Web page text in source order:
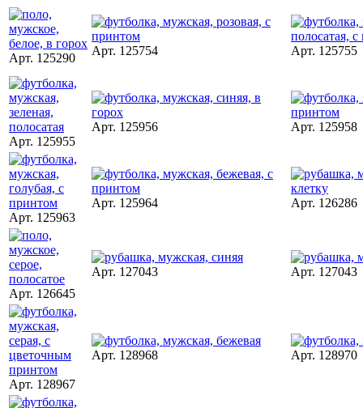
Арт. 125290
Арт. 125754 Арт. 125755
Арт. 125955
Арт. 125956 Арт. 125958
Арт. 125963
Арт. 125964 Арт. 126286
Арт. 126645
Арт. 127043 Арт. 127043
Арт. 128967
Арт. 128968 Арт. 128970